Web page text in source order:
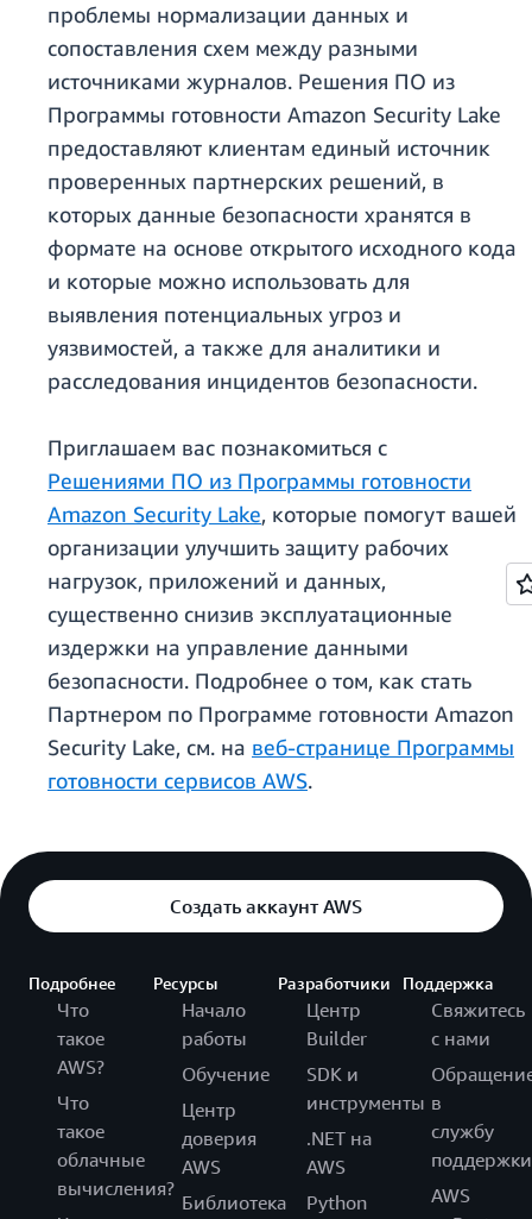
проблемы нормализации данных и
сопоставления схем между разными
источниками журналов. Решения ПО из
Программы готовности Amazon Security Lake
предоставляют клиентам единый источник
проверенных партнерских решений, в
которых данные безопасности хранятся в
формате на основе открытого исходного кода
и которые можно использовать для
выявления потенциальных угроз и
уязвимостей, а также для аналитики и
расследования инцидентов безопасности.
Приглашаем вас познакомиться с
Решениями ПО из Программы готовности
Amazon Security Lake, которые помогут вашей
организации улучшить защиту рабочих
нагрузок, приложений и данных,
существенно снизив эксплуатационные
издержки на управление данными
безопасности. Подробнее о том, как стать
Партнером по Программе готовности Amazon
Security Lake, см. на веб-странице Программы
готовности сервисов AWS.
Создать аккаунт AWS
Подробнее
Что
такое
AWS?
Что
такое
облачные
вычисления?
Ресурсы
Начало
работы
Обучение
Центр
доверия
AWS
Библиотека
Разработчики
Центр
Builder
SDK и
инструменты
.NET на
AWS
Python
Поддержка
Свяжитесь
с нами
в
службу
поддержки
AWS